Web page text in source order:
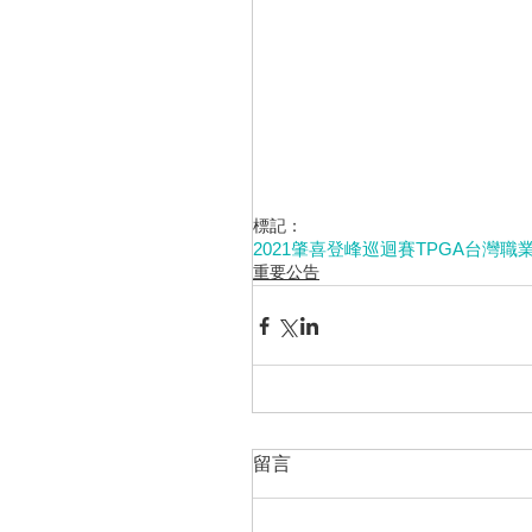
標記：
2021肇喜登峰巡迴賽TPGA台灣職
重要公告
留言